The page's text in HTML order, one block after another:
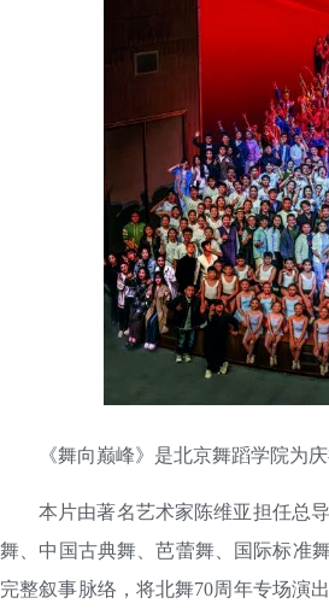
《舞向巅峰》是北京舞蹈学院为
本片由著名艺术家陈维亚担任总
舞、中国古典舞、芭蕾舞、国际标
完整叙事脉络，将北舞70周年专场演